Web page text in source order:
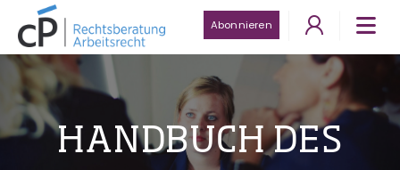
Abonnieren
HANDBUCH DES